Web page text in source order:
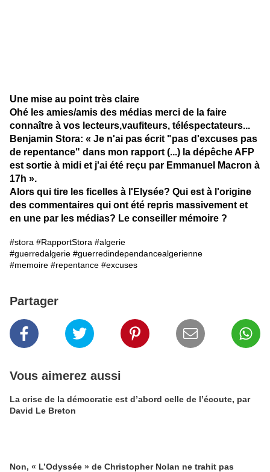
Une mise au point très claire
Ohé les amies/amis des médias merci de la faire
connaître à vos lecteurs,vaufiteurs, téléspectateurs...
Benjamin Stora: « Je n'ai pas écrit "pas d'excuses pas
de repentance" dans mon rapport (...) la dépêche AFP
est sortie à midi et j'ai été reçu par Emmanuel Macron à
17h ».
Alors qui tire les ficelles à l'Elysée? Qui est à l'origine
des commentaires qui ont été repris massivement et
en une par les médias? Le conseiller mémoire ?
#stora #RapportStora #algerie
#guerredalgerie #guerredindependancealgerienne
#memoire #repentance #excuses
Partager
Vous aimerez aussi
La crise de la démocratie est d’abord celle de l’écoute, par
David Le Breton
Non, « L’Odyssée » de Christopher Nolan ne trahit pas